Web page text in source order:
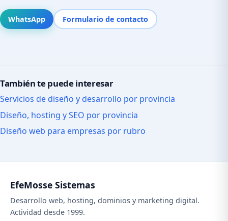
WhatsApp Formulario de contacto
También te puede interesar
Servicios de diseño y desarrollo por provincia
Diseño, hosting y SEO por provincia
Diseño web para empresas por rubro
EfeMosse Sistemas
Desarrollo web, hosting, dominios y marketing digital.
Actividad desde 1999.